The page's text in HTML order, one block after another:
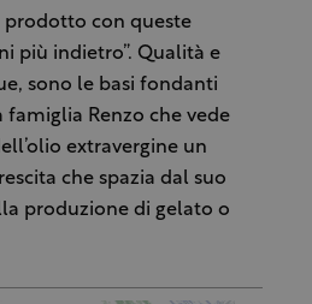
prodotto con queste
più indietro”. Qualità e
sono le basi fondanti
Renzo che vede
extravergine un
che spazia dal suo
produzione di gelato o